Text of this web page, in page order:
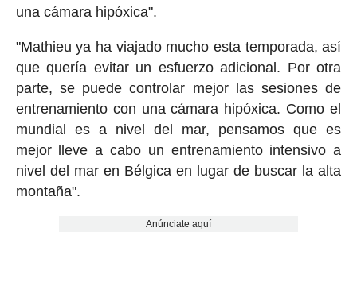
una cámara hipóxica".
"Mathieu ya ha viajado mucho esta temporada, así
que quería evitar un esfuerzo adicional. Por otra
parte, se puede controlar mejor las sesiones de
entrenamiento con una cámara hipóxica. Como el
mundial es a nivel del mar, pensamos que es
mejor lleve a cabo un entrenamiento intensivo a
nivel del mar en Bélgica en lugar de buscar la alta
montaña".
Anúnciate aquí